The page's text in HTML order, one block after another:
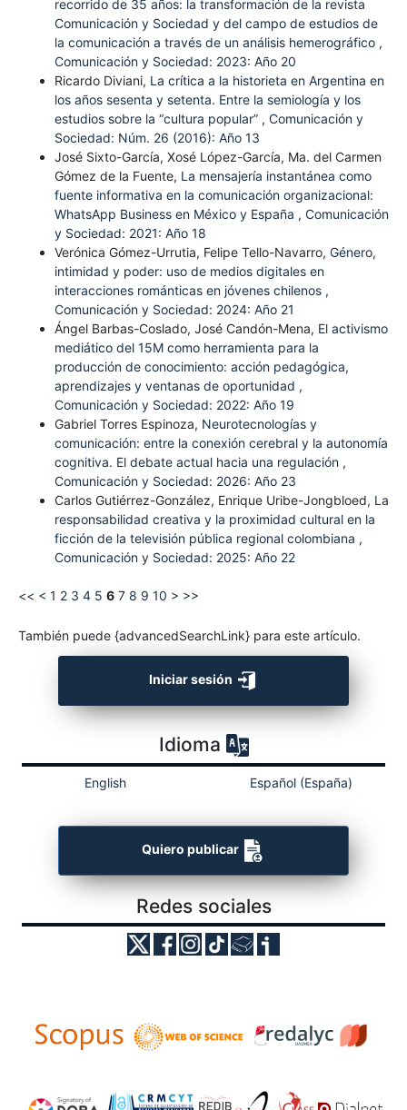
recorrido de 35 años: la transformación de la revista
Comunicación y Sociedad y del campo de estudios de
la comunicación a través de un análisis hemerográfico ,
Comunicación y Sociedad: 2023: Año 20
Ricardo Diviani, La crítica a la historieta en Argentina en
los años sesenta y setenta. Entre la semiología y los
estudios sobre la “cultura popular” , Comunicación y
Sociedad: Núm. 26 (2016): Año 13
José Sixto-García, Xosé López-García, Ma. del Carmen
Gómez de la Fuente, La mensajería instantánea como
fuente informativa en la comunicación organizacional:
WhatsApp Business en México y España , Comunicación
y Sociedad: 2021: Año 18
Verónica Gómez-Urrutia, Felipe Tello-Navarro, Género,
intimidad y poder: uso de medios digitales en
interacciones románticas en jóvenes chilenos ,
Comunicación y Sociedad: 2024: Año 21
Ángel Barbas-Coslado, José Candón-Mena, El activismo
mediático del 15M como herramienta para la
producción de conocimiento: acción pedagógica,
aprendizajes y ventanas de oportunidad ,
Comunicación y Sociedad: 2022: Año 19
Gabriel Torres Espinoza, Neurotecnologías y
comunicación: entre la conexión cerebral y la autonomía
cognitiva. El debate actual hacia una regulación ,
Comunicación y Sociedad: 2026: Año 23
Carlos Gutiérrez-González, Enrique Uribe-Jongbloed, La
responsabilidad creativa y la proximidad cultural en la
ficción de la televisión pública regional colombiana ,
Comunicación y Sociedad: 2025: Año 22
<< < 1 2 3 4 5 6 7 8 9 10 > >>
También puede {advancedSearchLink} para este artículo.
Iniciar sesión
Idioma
English Español (España)
Quiero publicar
Redes sociales